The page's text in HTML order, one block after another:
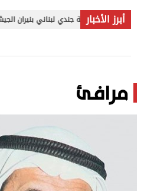
علوم الدار
الرياضة
وجهات نظر
التعليم والمعرفة
الذكاء الاصطناعي
أبرز الأخبار
إصابة جندي لبناني بنيران الجيش
مرافئ